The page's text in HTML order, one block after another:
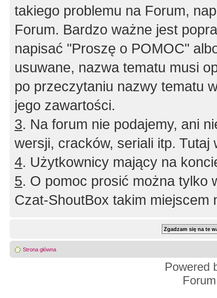
takiego problemu na Forum,
Forum. Bardzo ważne jest
napisać "Proszę o POMOC"
usuwane, nazwa tematu musi
po przeczytaniu nazwy tematu
jego zawartości.
3. Na forum nie podajemy, ani
wersji, cracków, seriali itp. Tutaj
4. Użytkownicy mający na
5. O pomoc prosić można tylko
Czat-ShoutBox takim miejscem
Strona główna
Powered